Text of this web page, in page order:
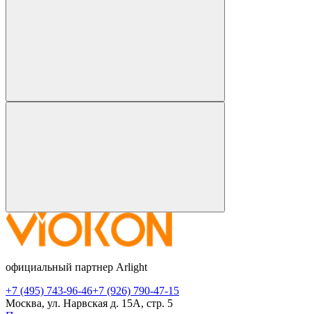
официальный партнер Arlight
+7 (495) 743-96-46+7 (926) 790-47-15
Москва, ул. Нарвская д. 15А, стр. 5